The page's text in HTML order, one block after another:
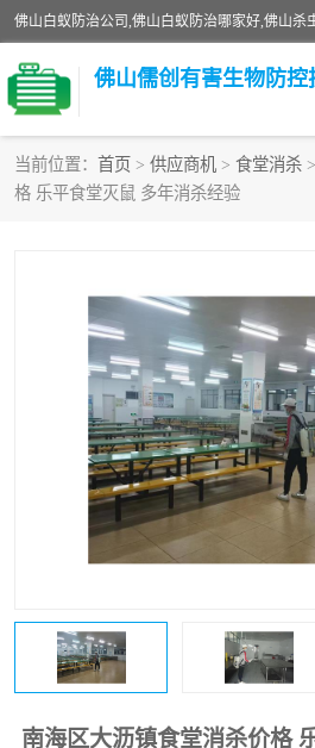
当前位置： 首页 > 供应商机 > 食堂消杀
格 乐平食堂灭鼠 多年消杀经验
南海区大沥镇食堂消杀价格
白蚁消杀
除四害
校园消杀
害虫防治